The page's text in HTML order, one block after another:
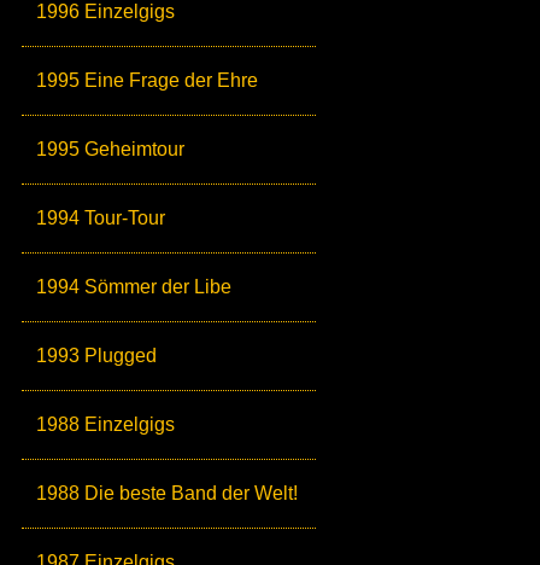
1996 Einzelgigs
1995 Eine Frage der Ehre
1995 Geheimtour
1994 Tour-Tour
1994 Sömmer der Libe
1993 Plugged
1988 Einzelgigs
1988 Die beste Band der Welt!